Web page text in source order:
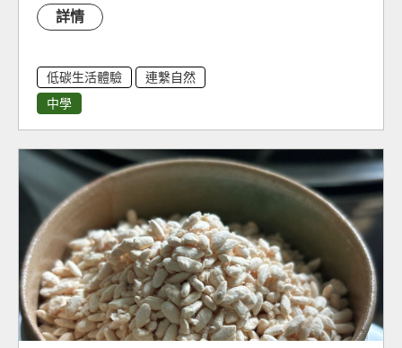
詳情
低碳生活體驗
連繫自然
中學